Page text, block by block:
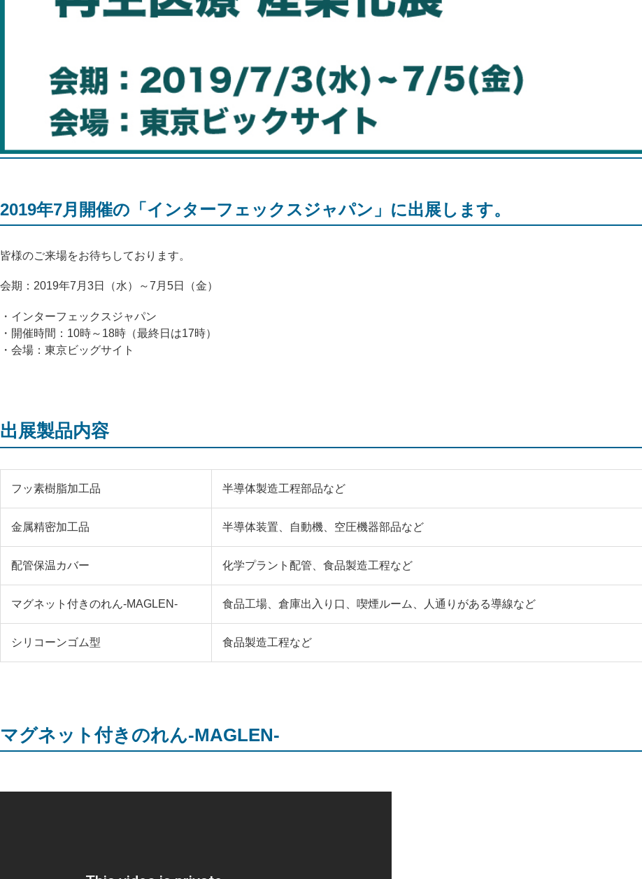
2019年7月開催の「インターフェックスジャパン」に出展します。
皆様のご来場をお待ちしております。
会期：2019年7月3日（水）～7月5日（金）
・インターフェックスジャパン
・開催時間：10時～18時（最終日は17時）
・会場：東京ビッグサイト
出展製品内容
フッ素樹脂加工品 半導体製造工程部品など
金属精密加工品 半導体装置、自動機、空圧機器部品など
配管保温カバー 化学プラント配管、食品製造工程など
マグネット付きのれん-MAGLEN- 食品工場、倉庫出入り口、喫煙ルーム、人通りがある導線など
シリコーンゴム型 食品製造工程など
マグネット付きのれん-MAGLEN-